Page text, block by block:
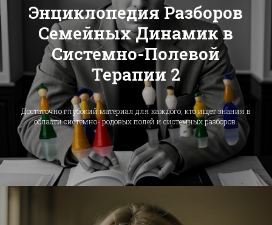
Энциклопедия Разборов
Семейных Динамик в
Системно-Полевой
Терапии 2
Достаточно глубокий материал для каждого, кто ищет знания в
области системно- родовых полей и системных разборов.